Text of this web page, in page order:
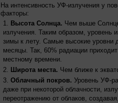
На интенсивность УФ-излучения у
факторы:
Высота Солнца. Чем выше
излучения. Таким образом, уровень
зимы к лету. Самые высокие уровни
месяцы. Так, 60% радиации
местному времени.
Широта места. Чем ближе к
Облачный покров. Уровень УФ-
даже при некоторой облачности,
переотражению от облаков,